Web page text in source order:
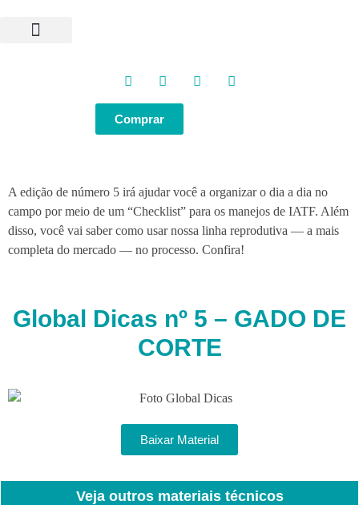
Comprar
A edição de número 5 irá ajudar você a organizar o dia a dia no
campo por meio de um “Checklist” para os manejos de IATF. Além
disso, você vai saber como usar nossa linha reprodutiva — a mais
completa do mercado — no processo. Confira!
Global Dicas nº 5 – GADO DE
CORTE
Baixar Material
Veja outros materiais técnicos